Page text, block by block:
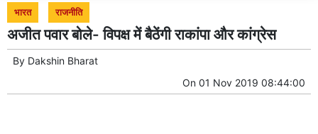
भारत राजनीति
अजीत पवार बोले- विपक्ष में बैठेंगी राकांपा और कांग्रेस
By Dakshin Bharat
On 01 Nov 2019 08:44:00